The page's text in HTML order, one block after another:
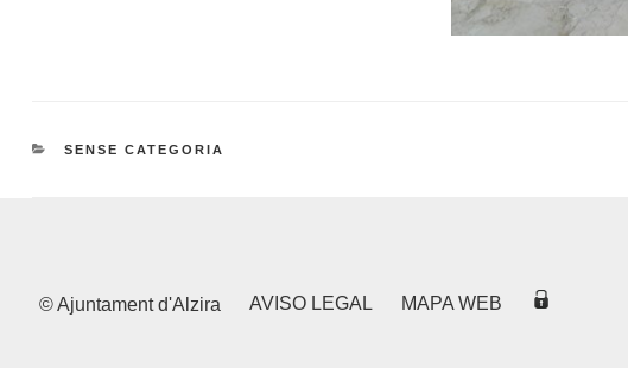
CATEGORIES
SENSE CATEGORIA
© Ajuntament d'Alzira AVISO LEGAL MAPA WEB